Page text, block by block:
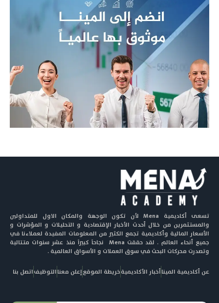
تسعى أكاديمية Mena لأن تكون الوجهة والمكان الاول للمتداولين
والمستثمرين من خلال أحدث الأخبار الإقتصادية و التحليلات و المؤشرات و
الأسعار المالية وأكاديمية تجمع الكثير من المعلومات المفيدة لعملاءنا في
جميع أنحاء العالم . لقد حققت Mena نجاحاً كبيراً منذ عشر سنوات متتالية
وتصدرت محركات البحث في سوق العملات و الأسواق العالمية .
عن أكاديمية الميناأخبار الأكاديميةخريطة الموقعإعلن معناالتوظيفاتصل بنا